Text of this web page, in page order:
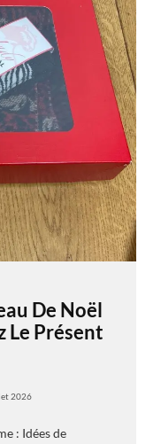
De Noël
Le Présent
2026
: Idées de